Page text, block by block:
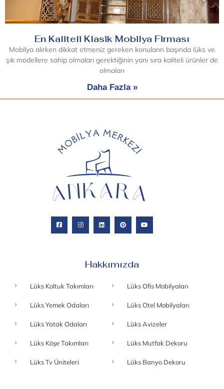
En Kaliteli Klasik Mobilya Firması
Mobilya alırken dikkat etmeniz gereken konuların başında lüks ve
şık modellere sahip olmaları gerektiğinin yanı sıra kaliteli ürünler de
olmaları
Daha Fazla »
Hakkımızda
Lüks Koltuk Takımları
Lüks Yemek Odaları
Lüks Yatak Odaları
Lüks Köşe Takımları
Lüks Tv Üniteleri
Lüks Ofis Mobilyaları
Lüks Otel Mobilyaları
Lüks Avizeler
Lüks Mutfak Dekoru
Lüks Banyo Dekoru